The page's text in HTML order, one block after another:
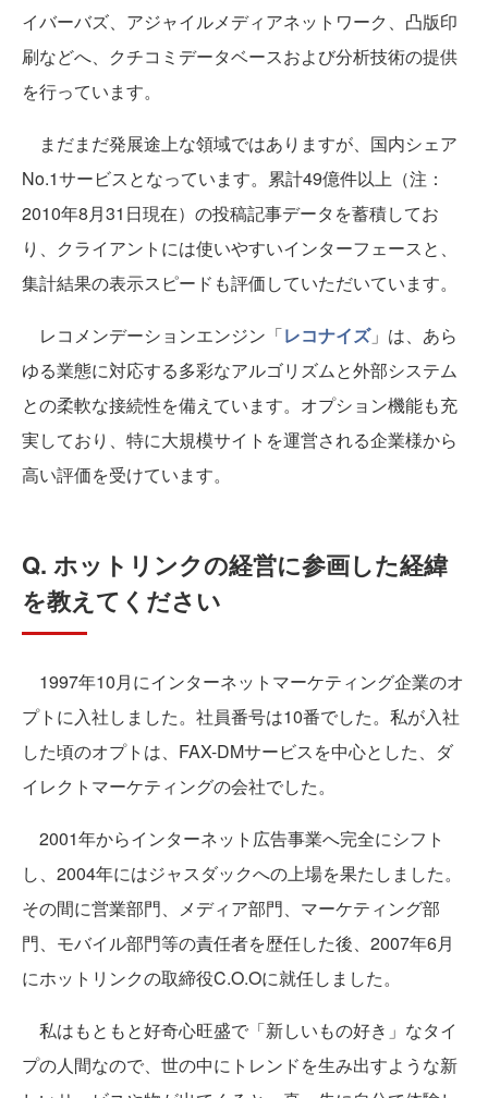
イバーバズ、アジャイルメディアネットワーク、凸版印
刷などへ、クチコミデータベースおよび分析技術の提供
を行っています。
まだまだ発展途上な領域ではありますが、国内シェア
No.1サービスとなっています。累計49億件以上（注：
2010年8月31日現在）の投稿記事データを蓄積してお
り、クライアントには使いやすいインターフェースと、
集計結果の表示スピードも評価していただいています。
レコメンデーションエンジン「レコナイズ」は、あら
ゆる業態に対応する多彩なアルゴリズムと外部システム
との柔軟な接続性を備えています。オプション機能も充
実しており、特に大規模サイトを運営される企業様から
高い評価を受けています。
Q. ホットリンクの経営に参画した経緯
を教えてください
1997年10月にインターネットマーケティング企業のオ
プトに入社しました。社員番号は10番でした。私が入社
した頃のオプトは、FAX-DMサービスを中心とした、ダ
イレクトマーケティングの会社でした。
2001年からインターネット広告事業へ完全にシフト
し、2004年にはジャスダックへの上場を果たしました。
その間に営業部門、メディア部門、マーケティング部
門、モバイル部門等の責任者を歴任した後、2007年6月
にホットリンクの取締役C.O.Oに就任しました。
私はもともと好奇心旺盛で「新しいもの好き」なタイ
プの人間なので、世の中にトレンドを生み出すような新